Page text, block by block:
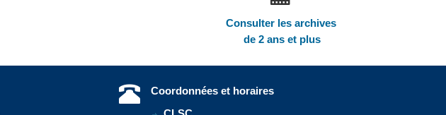
Consulter les archives
de 2 ans et plus
Coordonnées et horaires